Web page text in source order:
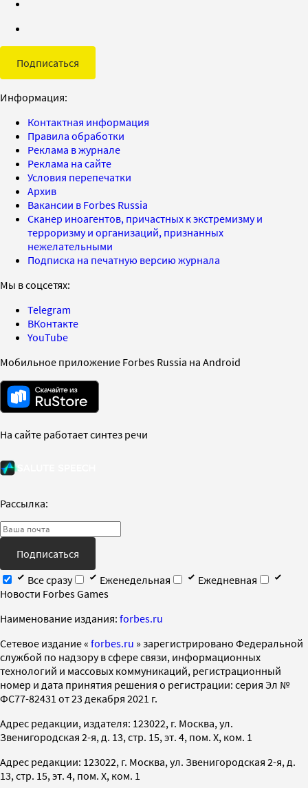
Подписаться
Информация:
Контактная информация
Правила обработки
Реклама в журнале
Реклама на сайте
Условия перепечатки
Архив
Вакансии в Forbes Russia
Сканер иноагентов, причастных к экстремизму и
терроризму и организаций, признанных
нежелательными
Подписка на печатную версию журнала
Мы в соцсетях:
Telegram
ВКонтакте
YouTube
Мобильное приложение Forbes Russia на Android
На сайте работает синтез речи
Рассылка:
Подписаться
Все сразу
Еженедельная
Ежедневная
Новости Forbes Games
Наименование издания: forbes.ru
Cетевое издание « forbes.ru » зарегистрировано Федеральной
службой по надзору в сфере связи, информационных
технологий и массовых коммуникаций, регистрационный
номер и дата принятия решения о регистрации: серия Эл №
ФС77-82431 от 23 декабря 2021 г.
Адрес редакции, издателя: 123022, г. Москва, ул.
Звенигородская 2-я, д. 13, стр. 15, эт. 4, пом. X, ком. 1
Адрес редакции: 123022, г. Москва, ул. Звенигородская 2-я, д.
13, стр. 15, эт. 4, пом. X, ком. 1